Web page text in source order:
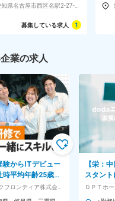
募集している求人 1
業の求人
験からITデビュー
平均年齢25歳
スキルを身につ
場価値UP♪
【栄：
スタン
業以来
カレン
ＤＰＴホ